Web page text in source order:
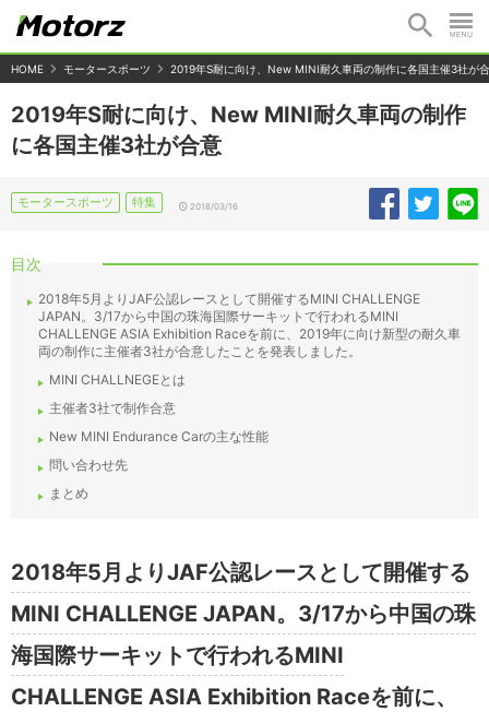
HOME モータースポーツ 2019年S耐に向け、New MINI耐久車両の制作に各国主催3社が
2019年S耐に向け、New MINI耐久車両の制作
に各国主催3社が合意
モータースポーツ 特集 2018/03/16
目次
2018年5月よりJAF公認レースとして開催するMINI CHALLENGE
JAPAN。3/17から中国の珠海国際サーキットで行われるMINI
CHALLENGE ASIA Exhibition Raceを前に、2019年に向け新型の耐久車
両の制作に主催者3社が合意したことを発表しました。
MINI CHALLNEGEとは
主催者3社で制作合意
New MINI Endurance Carの主な性能
問い合わせ先
まとめ
2018年5月よりJAF公認レースとして開催する
MINI CHALLENGE JAPAN。3/17から中国の珠
海国際サーキットで行われるMINI
CHALLENGE ASIA Exhibition Raceを前に、